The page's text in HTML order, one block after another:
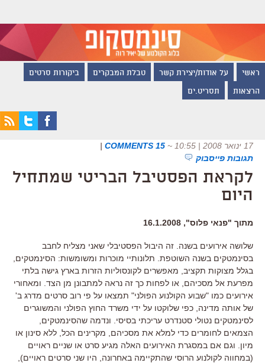
ראשי על אודות/יצירת קשר טבלת המבקרים ביקורות סרטים
הרצאות תסריט.ים
17 ינואר 2008 | 10:55 ~
15 COMMENTS
|
תגובות פייסבוק
לקראת הפסטיבל הבריטי שמתחיל
היום
מתוך "פנאי פלוס", 16.1.2008
שלושה אירועים בשנה. זה היבול הפסטיבלי שאני מצליח לחבב
בסינמטקים בשנה השוטפת. תלונותיי מוכרות ומשומשות: הסינמטקים,
בגלל מצוקות תקציב, מאפשרים לקונסוליות הזרות בארץ גישה בלתי
מפרעת אל מסכיהם, או לפחות כך זה נראה למתבונן מן הצד. ומאחורי
אירועים כמו "שבוע הקולנוע הפולני" תמצאו על פי רוב סרטים מדרג ב'
של אותה מדינה, כפי שלוקטו על ידי משרד החוץ הפולני והמשוגרים
לסינמטקים נטולי סטנדרט עריכתי בסיסי. ונדמה שהסינמטקים,
הצמאים לחומרים כדי למלא את מסכיהם, מקרינים הכל, ללא סינון או
מיון. וגם אם במסגרת האירועים האלה מגיע סרט או שניים ראויים
(במחווה לקולנוע הרוסי שהתקיימה באחרונה, היו שני סרטים ראויים),